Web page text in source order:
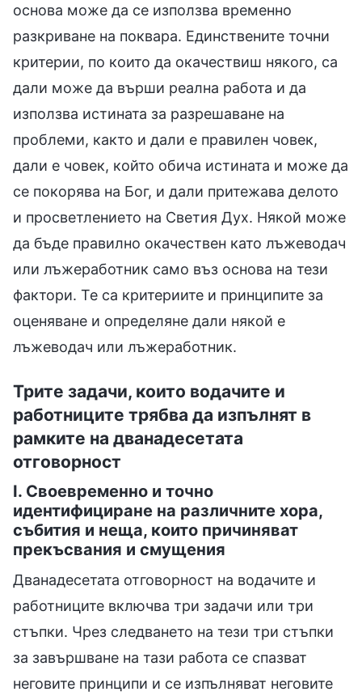
основа може да се използва временно
разкриване на поквара. Единствените точни
критерии, по които да окачествиш някого, са
дали може да върши реална работа и да
използва истината за разрешаване на
проблеми, както и дали е правилен човек,
дали е човек, който обича истината и може да
се покорява на Бог, и дали притежава делото
и просветлението на Светия Дух. Някой може
да бъде правилно окачествен като лъжеводач
или лъжеработник само въз основа на тези
фактори. Те са критериите и принципите за
оценяване и определяне дали някой е
лъжеводач или лъжеработник.
Трите задачи, които водачите и
работниците трябва да изпълнят в
рамките на дванадесетата
отговорност
I. Своевременно и точно
идентифициране на различните хора,
събития и неща, които причиняват
прекъсвания и смущения
Дванадесетата отговорност на водачите и
работниците включва три задачи или три
стъпки. Чрез следването на тези три стъпки
за завършване на тази работа се спазват
неговите принципи и се изпълняват неговите